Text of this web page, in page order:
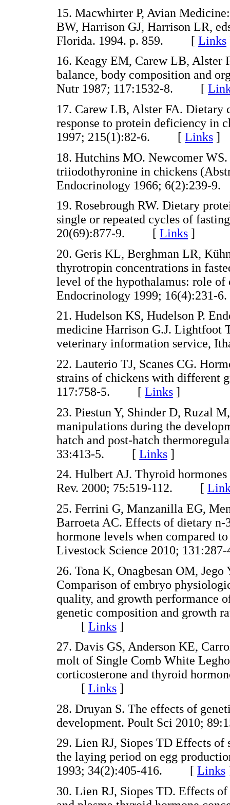
15. Macwhirter P, Avian
BW, Harrison GJ, Harrison LR,
Florida. 1994. p. 859. [ Links
16. Keagy EM, Carew LB, Alster
balance, body composition and
Nutr 1987; 117:1532-8. [
17. Carew LB, Alster FA. Dietary
response to protein deficiency in
1997; 215(1):82-6. [ Links ]
18. Hutchins MO. Newcomer
triiodothyronine in chickens
Endocrinology 1966;
19. Rosebrough RW. Dietary
single or repeated cycles of
20(69):877-9. [ Links ]
20. Geris KL, Berghman LR,
thyrotropin concentrations in
level of the hypothalamus: role
Endocrinology 1999;
21. Hudelson KS, Hudelson P.
medicine Harrison G.J. Lightfoot
veterinary information
22. Lauterio TJ, Scanes CG.
strains of chickens with different
117:758-5. [ Links ]
23. Piestun Y, Shinder D, Ruzal
manipulations during the
hatch and post-hatch
33:413-5. [ Links ]
24. Hulbert AJ. Thyroid
Rev. 2000; 75:519-112. [
25. Ferrini G, Manzanilla EG,
Barroeta AC. Effects of dietary
hormone levels when compared
Livestock Science 2010;
26. Tona K, Onagbesan OM,
Comparison of embryo
quality, and growth performance
genetic composition and growth
[ Links ]
27. Davis GS, Anderson KE,
molt of Single Comb White
corticosterone and thyroid
[ Links ]
28. Druyan S. The effects of
development. Poult Sci 2010;
29. Lien RJ, Siopes TD Effects
the laying period on egg
1993; 34(2):405-416. [ Links
30. Lien RJ, Siopes TD. Effects